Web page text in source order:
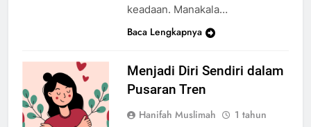
keadaan. Manakala…
Baca Lengkapnya
Menjadi Diri Sendiri dalam
Pusaran Tren
Hanifah Muslimah
1 tahun